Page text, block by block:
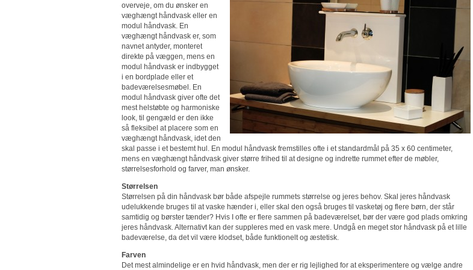
overveje, om du ønsker en
væghængt håndvask eller en
modul håndvask. En
væghængt håndvask er, som
navnet antyder, monteret
direkte på væggen, mens en
modul håndvask er indbygget
i en bordplade eller et
badeværelsesmøbel. En
modul håndvask giver ofte det
mest helstøbte og harmoniske
look, til gengæld er den ikke
så fleksibel at placere som en
væghængt håndvask, idet den
skal passe i et bestemt hul. En modul håndvask fremstilles ofte i et standardmål på 35 x 60 centimeter,
mens en væghængt håndvask giver større frihed til at designe og indrette rummet efter de møbler,
størrelsesforhold og farver, man ønsker.
Størrelsen
Størrelsen på din håndvask bør både afspejle rummets størrelse og jeres behov. Skal jeres håndvask
udelukkende bruges til at vaske hænder i, eller skal den også bruges til vasketøj og flere børn, der står
samtidig og børster tænder? Hvis I ofte er flere sammen på badeværelset, bør der være god plads omkring
jeres håndvask. Alternativt kan der suppleres med en vask mere. Undgå en meget stor håndvask på et lille
badeværelse, da det vil være klodset, både funktionelt og æstetisk.
Farven
Det mest almindelige er en hvid håndvask, men der er rig lejlighed for at eksperimentere og vælge andre